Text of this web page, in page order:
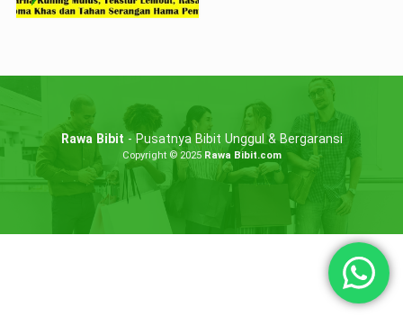
Rawa Bibit - Pusatnya Bibit Unggul & Bergaransi
Copyright © 2025 Rawa Bibit.com